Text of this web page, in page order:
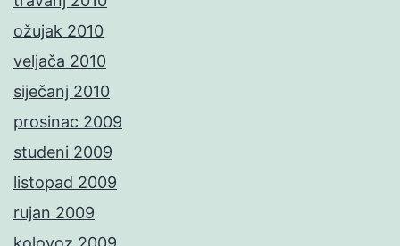
ožujak 2010
veljača 2010
siječanj 2010
prosinac 2009
studeni 2009
listopad 2009
rujan 2009